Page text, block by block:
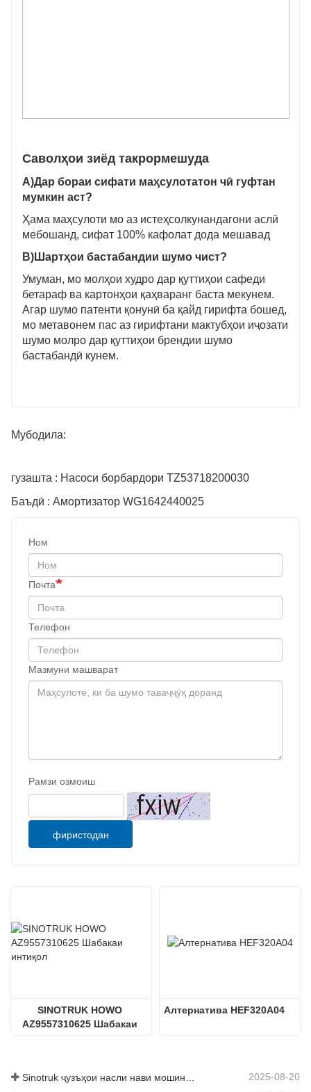
Саволҳои зиёд такрормешуда
А)Дар бораи сифати маҳсулотатон чӣ гуфтан
мумкин аст?
Ҳама маҳсулоти мо аз истеҳсолкунандагони аслӣ
мебошанд, сифат 100% кафолат дода мешавад
В)Шартҳои бастабандии шумо чист?
Умуман, мо молҳои худро дар қуттиҳои сафеди
бетараф ва картонҳои қаҳваранг баста мекунем.
Агар шумо патенти қонунӣ ба қайд гирифта бошед,
мо метавонем пас аз гирифтани мактубҳои иҷозати
шумо молро дар қуттиҳои брендии шумо
бастабандӣ кунем.
Мубодила:
гузашта : Насоси борбардори TZ53718200030
Баъдӣ : Амортизатор WG1642440025
Ном
Почта
Телефон
Мазмуни машварат
Рамзи озмоиш
фиристодан
SINOTRUK HOWO
AZ9557310625 Шабакаи
Алтернатива HEF320A04
2025-08-20